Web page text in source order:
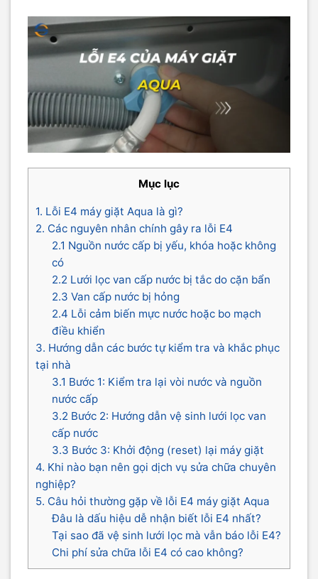
Mục lục
1. Lỗi E4 máy giặt Aqua là gì?
2. Các nguyên nhân chính gây ra lỗi E4
2.1 Nguồn nước cấp bị yếu, khóa hoặc không
có
2.2 Lưới lọc van cấp nước bị tắc do cặn bẩn
2.3 Van cấp nước bị hỏng
2.4 Lỗi cảm biến mực nước hoặc bo mạch
điều khiển
3. Hướng dẫn các bước tự kiểm tra và khắc phục
tại nhà
3.1 Bước 1: Kiểm tra lại vòi nước và nguồn
nước cấp
3.2 Bước 2: Hướng dẫn vệ sinh lưới lọc van
cấp nước
3.3 Bước 3: Khởi động (reset) lại máy giặt
4. Khi nào bạn nên gọi dịch vụ sửa chữa chuyên
nghiệp?
5. Câu hỏi thường gặp về lỗi E4 máy giặt Aqua
Đâu là dấu hiệu dễ nhận biết lỗi E4 nhất?
Tại sao đã vệ sinh lưới lọc mà vẫn báo lỗi E4?
Chi phí sửa chữa lỗi E4 có cao không?